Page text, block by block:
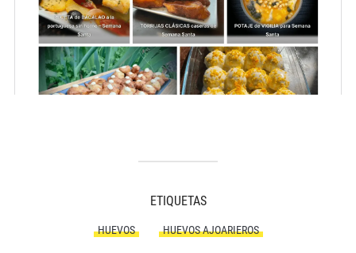
ETIQUETAS
HUEVOS HUEVOS AJOARIEROS